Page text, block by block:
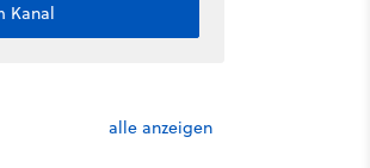
Kanal
alle anzeigen